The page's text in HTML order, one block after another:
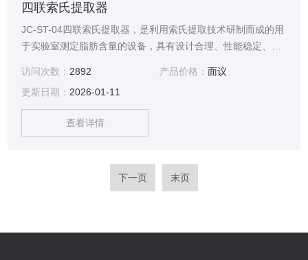
四联索氏提取器
JC-ST-04四联索氏提取器，是利用索氏提取技术研制而成的用
于实验室测定脂肪含量的设备，具有设计合理、性能稳定、准
准。该仪器是食品、油脂、饲料、土壤等行业进行索氏提取的
理想设备。
访问次数：2892 产品价格： 面议
更新日期：2026-01-11
查看详情
下一页 末页